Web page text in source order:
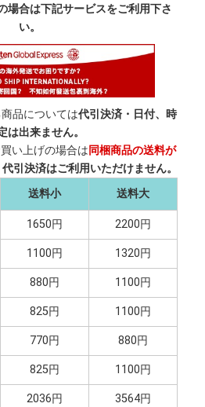
場合は下記サービスをご利用下さ
い。
品については代引決済・日付、時
は出来ません。
い上げの場合は同梱商品の送料が
代引決済はご利用いただけません。
送料小
送料大
1650円 2200円
1100円 1320円
880円 1100円
825円 1100円
770円 880円
825円 1100円
2036円 3564円